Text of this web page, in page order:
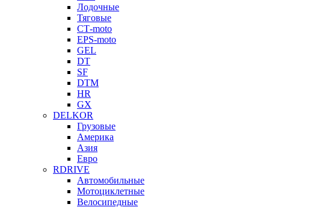
Лодочные
Тяговые
СТ-moto
EPS-moto
GEL
DT
SF
DTM
HR
GX
DELKOR
Грузовые
Америка
Азия
Евро
RDRIVE
Автомобильные
Мотоциклетные
Велосипедные